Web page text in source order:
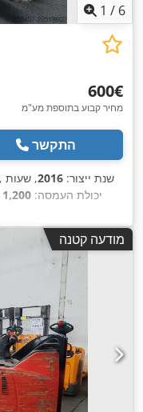
1 / 6
‏600 ‏€
מחיר קבוע בתוספת מע"מ
התקשר
, שנת ייצור: 2016, שעות
, יכולת העמסה: 1,200 ק"ג
מודעה קטנה